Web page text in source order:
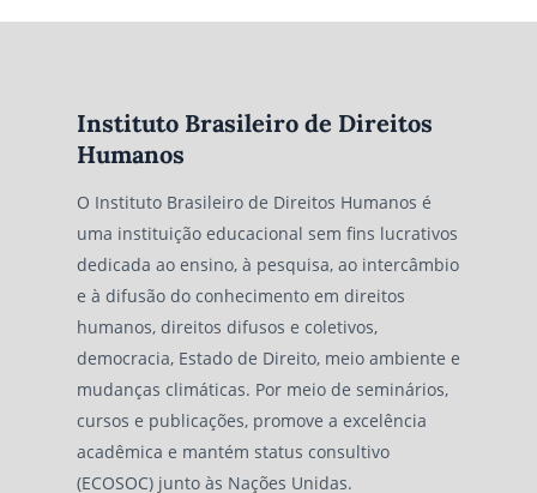
Instituto Brasileiro de Direitos
Humanos
O Instituto Brasileiro de Direitos Humanos é
uma instituição educacional sem fins lucrativos
dedicada ao ensino, à pesquisa, ao intercâmbio
e à difusão do conhecimento em direitos
humanos, direitos difusos e coletivos,
democracia, Estado de Direito, meio ambiente e
mudanças climáticas. Por meio de seminários,
cursos e publicações, promove a excelência
acadêmica e mantém status consultivo
(ECOSOC) junto às Nações Unidas.